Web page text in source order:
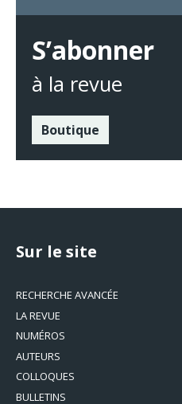
S’abonner
à la revue
Boutique
Sur le site
RECHERCHE AVANCÉE
LA REVUE
NUMÉROS
AUTEURS
COLLOQUES
BULLETINS